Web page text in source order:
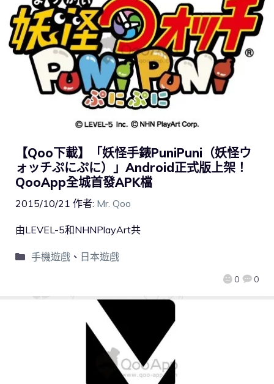
【Qoo下載】「妖怪手錶PuniPuni（妖怪ウ
ォッチぷにぷに）」Android正式版上架！
QooApp全城首發APK檔
2015/10/21 作者: Mr. Qoo
0 0
由LEVEL-5和NHNPlayArt共
手機遊戲、 日本遊戲